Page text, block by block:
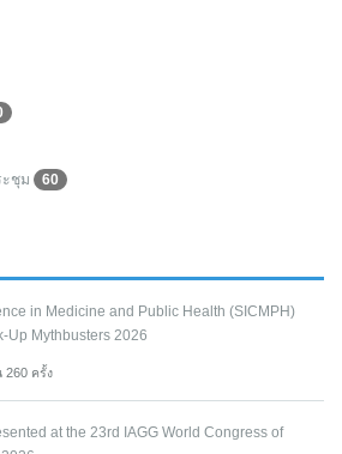
ชุม
60
in Medicine and Public Health (SICMPH)
Up Mythbusters 2026
260 ครั้ง
at the 23rd IAGG World Congress of